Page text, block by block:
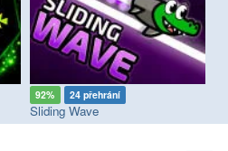
92% 24 přehrání
Sliding Wave